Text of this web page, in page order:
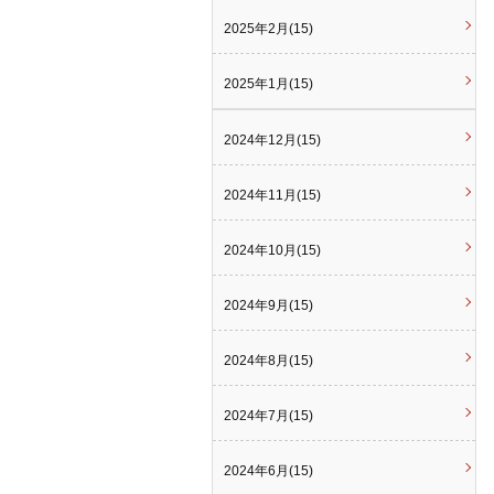
2025年2月(15)
2025年1月(15)
2024年12月(15)
2024年11月(15)
2024年10月(15)
2024年9月(15)
2024年8月(15)
2024年7月(15)
2024年6月(15)